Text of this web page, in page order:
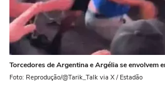
Torcedores de Argentina e Argélia se envolvem
Foto: Reprodução/@Tarik_Talk via X / Estadão